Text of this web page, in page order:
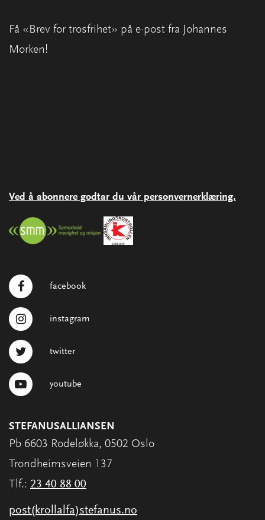
Få «Brev for trosfrihet» på e-post fra Johannes
Morken!
Ved å abonnere godtar du vår personvernerklæring.
facebook
instagram
twitter
youtube
STEFANUSALLIANSEN
Pb 6603 Rodeløkka, 0502 Oslo
Trondheimsveien 137
Tlf.: 23 40 88 00
post(krollalfa)stefanus.no